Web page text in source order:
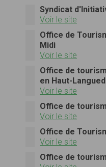
Syndicat
Voir le site
Office de
Midi
Voir le site
Office de
en Haut-
Voir le site
Office de
Voir le site
Office de
Voir le site
Office de